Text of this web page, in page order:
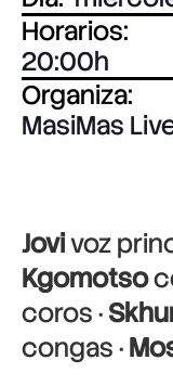
Horarios:
20:00
Organiza:
MasiMas
Jovivoz
Kgomotso
coros ·
congas ·